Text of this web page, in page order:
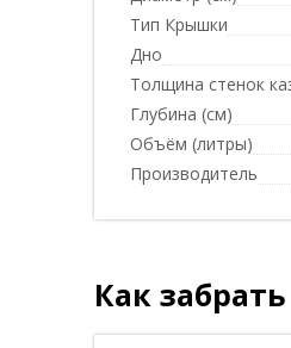
Тип Крышки
Дно
Толщина стенок
Глубина (см)
Объём (литры)
Производитель
Как